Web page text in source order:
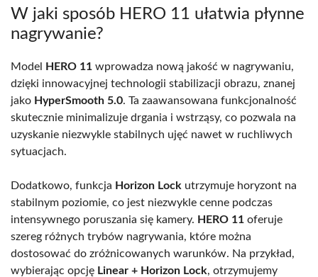
W jaki sposób HERO 11 ułatwia płynne
nagrywanie?
Model HERO 11 wprowadza nową jakość w nagrywaniu,
dzięki innowacyjnej technologii stabilizacji obrazu, znanej
jako HyperSmooth 5.0. Ta zaawansowana funkcjonalność
skutecznie minimalizuje drgania i wstrząsy, co pozwala na
uzyskanie niezwykle stabilnych ujęć nawet w ruchliwych
sytuacjach.
Dodatkowo, funkcja Horizon Lock utrzymuje horyzont na
stabilnym poziomie, co jest niezwykle cenne podczas
intensywnego poruszania się kamery. HERO 11 oferuje
szereg różnych trybów nagrywania, które można
dostosować do zróżnicowanych warunków. Na przykład,
wybierając opcję Linear + Horizon Lock, otrzymujemy